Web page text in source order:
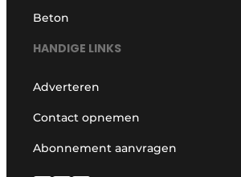
Beton
HANDIGE LINKS
Adverteren
Contact opnemen
Abonnement aanvragen